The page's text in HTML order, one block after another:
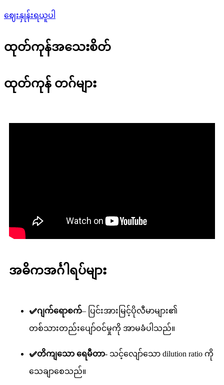
ဈေးနှုန်းရယူပါ
ထုတ်ကုန်အသေးစိတ်
ထုတ်ကုန် တဂ်များ
အဓိကအင်္ဂါရပ်များ
✅ဂျက်ရောစက်– ပြင်းအားမြင့်ပိုလီမာများ၏
တစ်သားတည်းပျော်ဝင်မှုကို အာမခံပါသည်။
✅တိကျသော ရေမီတာ- သင့်လျော်သော dilution ratio ကို
သေချာစေသည်။